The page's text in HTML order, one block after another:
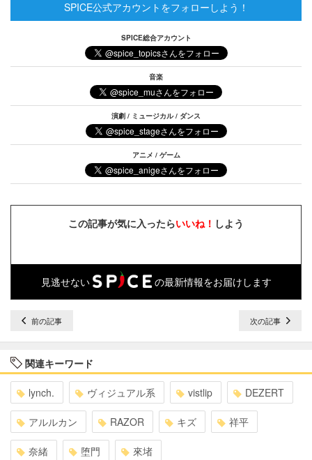
SPICE公式アカウントをフォローしよう！
SPICE総合アカウント
音楽
演劇 / ミュージカル / ダンス
アニメ / ゲーム
この記事が気に入ったらいいね！ しよう
見逃せない の最新情報をお届けします
前の記事 次の記事
関連キーワード
lynch. ヴィジュアル系 vistlip DEZERT
アルルカン RAZOR キズ 祥平
奈緒 堕門 來堵